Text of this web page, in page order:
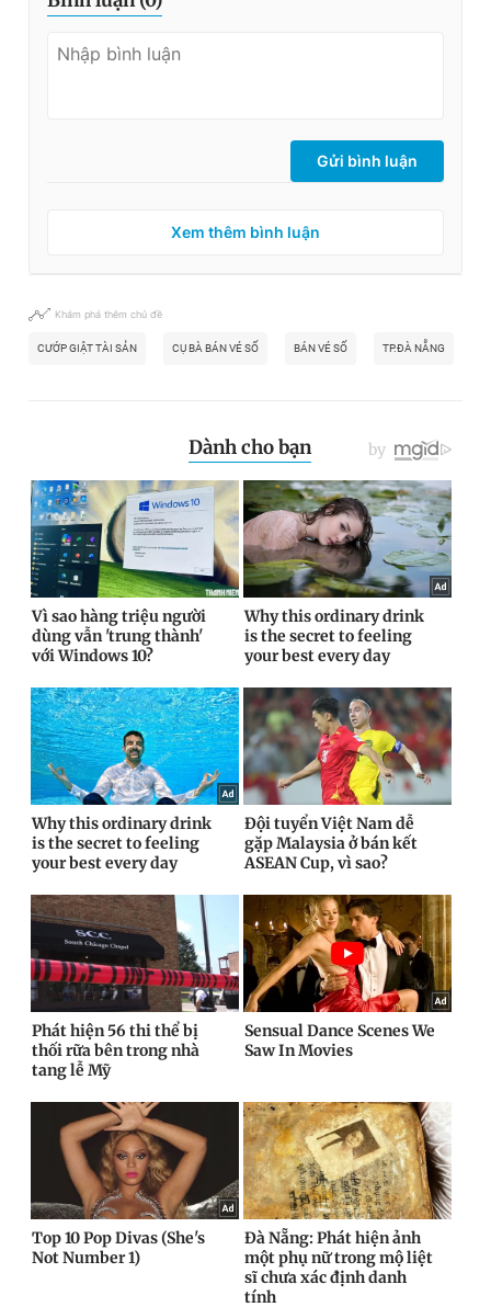
Gửi bình luận
Xem thêm bình luận
Khám phá thêm chủ đề
CƯỚP GIẬT TÀI SẢN CỤ BÀ BÁN VÉ SỐ BÁN VÉ SỐ TP.ĐÀ NẴNG